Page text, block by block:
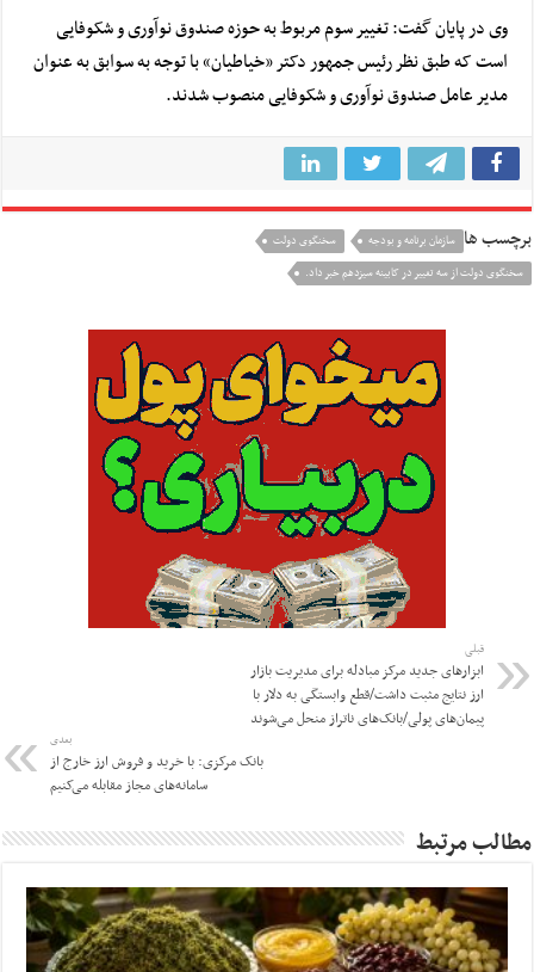
وی در پایان گفت: تغییر سوم مربوط به حوزه صندوق نوآوری و شکوفایی
است که طبق نظر رئیس جمهور دکتر «خیاطیان» با توجه به سوابق به عنوان
مدیر عامل صندوق نوآوری و شکوفایی منصوب شدند.
برچسب ها سازمان برنامه و بودجه
سخنگوی دولت
سخنگوی دولت از سه تغییر در کابینه سیزدهم خبر داد.
قبلی
ابزارهای جدید مرکز مبادله برای مدیریت بازار
ارز نتایج مثبت داشت/قطع وابستگی به دلار با
پیمان‌های پولی/بانک‌های ناتراز منحل می‌شوند
بعدی
بانک مرکزی: با خرید و فروش ارز خارج از
سامانه‌های مجاز مقابله می‌کنیم
مطالب مرتبط